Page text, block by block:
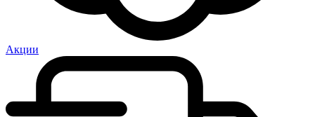
Акции